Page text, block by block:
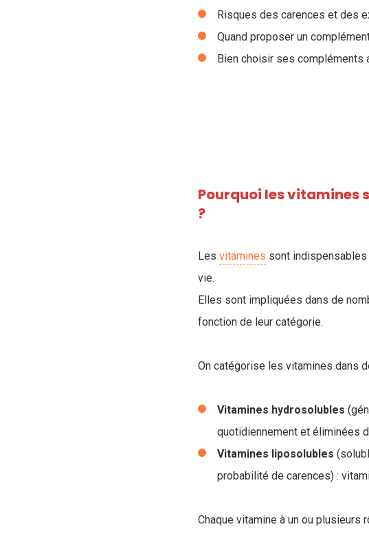
Risques des carences et des
Quand proposer un
Bien choisir ses compléments
Pourquoi les vitamines
?
Les vitamines sont
vie.
Elles sont impliquées dans de
fonction de leur catégorie.
On catégorise les vitamines dans
Vitamines hydrosolubles
quotidiennement et éliminées
Vitamines liposolubles
probabilité de carences) :
Chaque vitamine à un ou